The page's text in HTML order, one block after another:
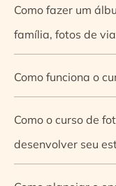
Como fazer um
família, fotos de
Como funciona o
Como o curso de
desenvolver seu